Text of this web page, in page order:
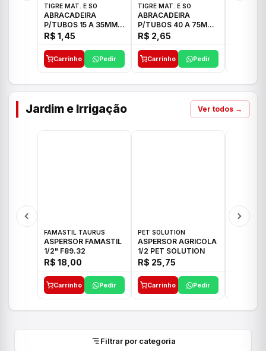
TIGRE MAT. E SO
ABRACADEIRA
P/TUBOS 15 A 35MM
TIGRE
R$ 1,45
Carrinho Pedir
TIGRE MAT. E SO
ABRACADEIRA
P/TUBOS 40 A 75MM
TIGRE
R$ 2,65
Carrinho Pedir
Jardim e Irrigação Ver todos →
FAMASTIL TAURUS
ASPERSOR FAMASTIL
1/2" F89.32
R$ 18,00
Carrinho Pedir
PET SOLUTION
ASPERSOR AGRICOLA
1/2 PET SOLUTION
R$ 25,75
Carrinho Pedir
Filtrar por categoria